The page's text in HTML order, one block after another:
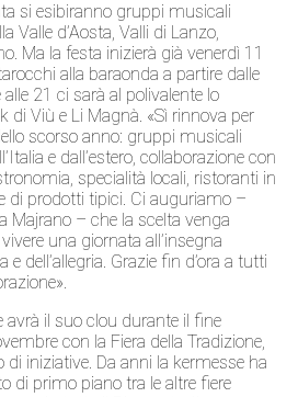
si esibiranno gruppi musicali
Valle d’Aosta, Valli di Lanzo,
Ma la festa inizierà già venerdì 11
alla baraonda a partire dalle
21 ci sarà al polivalente lo
di Viù e Li Magnà. «Sì rinnova per
scorso anno: gruppi musicali
e dall’estero, collaborazione con
specialità locali, ristoranti in
di prodotti tipici. Ci auguriamo –
Majrano – che la scelta venga
una giornata all’insegna
e dell’allegria. Grazie fin d’ora a tutti
avrà il suo clou durante il fine
con la Fiera della Tradizione,
iniziative. Da anni la kermesse ha
di primo piano tra le altre fiere